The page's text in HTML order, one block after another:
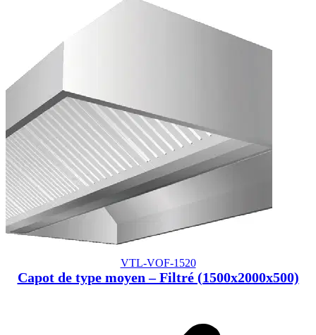
VTL-VOF-1520
Capot de type moyen – Filtré (1500x2000x500)